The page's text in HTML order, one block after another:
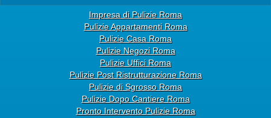
Impresa di Pulizie Roma
Pulizie Appartamenti Roma
Pulizie Casa Roma
Pulizie Negozi Roma
Pulizie Uffici Roma
Pulizie Post Ristrutturazione Roma
Pulizie di Sgrosso Roma
Pulizie Dopo Cantiere Roma
Pronto Intervento Pulizie Roma